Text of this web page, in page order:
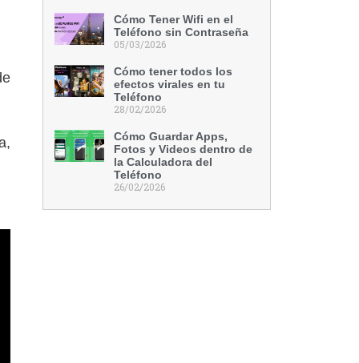
Cómo Tener Wifi en el
Teléfono sin Contraseña
05/03/2026
Cómo tener todos los
efectos virales en tu
Teléfono
28/02/2026
Cómo Guardar Apps,
Fotos y Videos dentro de
la Calculadora del
Teléfono
26/02/2026